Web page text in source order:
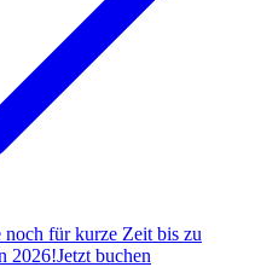
noch für kurze Zeit bis zu
2026!Jetzt buchen